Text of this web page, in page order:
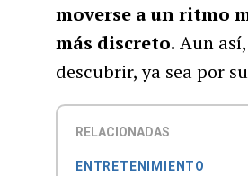
moverse a un ritmo
más discreto. Aun
descubrir, ya sea por
RELACIONADAS
ENTRETENIMIENTO